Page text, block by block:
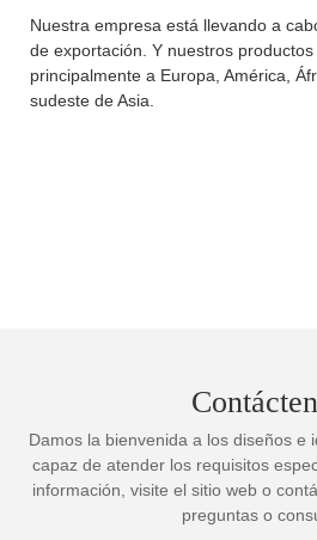
Nuestra empresa está llevando a
de exportación. Y nuestros
principalmente a Europa, América,
sudeste de Asia.
Damos la bienvenida a los diseños e
capaz de atender los requisitos
información, visite el sitio web o
preguntas o